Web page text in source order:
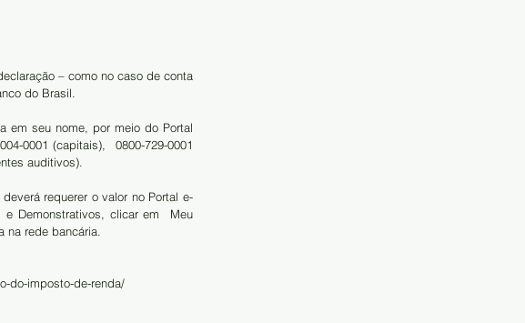
– como no caso de conta
do Brasil.
em seu nome, por meio do Portal
0001 (capitais),  0800-729-0001
auditivos).
requerer o valor no Portal e-
Demonstrativos, clicar em  Meu
na rede bancária.
do-imposto-de-renda/